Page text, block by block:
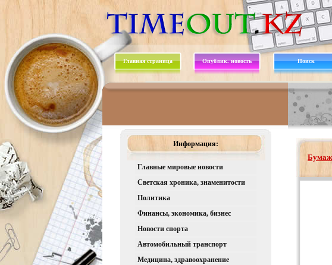
Главная страница Опублик. новость Поиск
Информация:
Главные мировые новости
Светская хроника, знаменитости
Политика
Финансы, экономика, бизнес
Новости спорта
Автомобильный транспорт
Медицина, здравоохранение